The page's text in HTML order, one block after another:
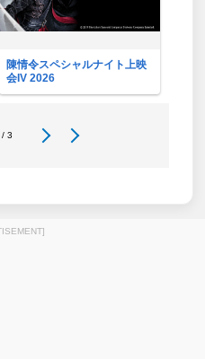
陳情令スペシャルナイト上映
会IV 2026
/ 3